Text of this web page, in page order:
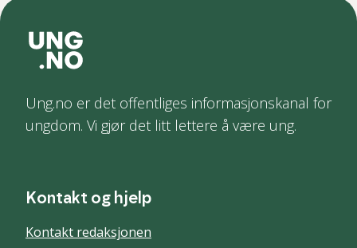
Ung.no er det offentliges informasjonskanal for
ungdom. Vi gjør det litt lettere å være ung.
Kontakt og hjelp
Kontakt redaksjonen